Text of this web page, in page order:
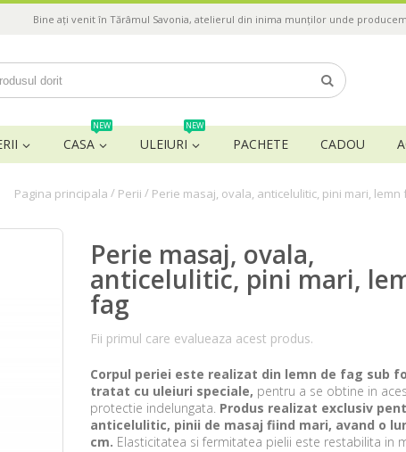
Bine ați venit în Tărâmul Savonia, atelierul din inima munților unde
CASA
NEW
ULEIURI
NEW
PACHETE CADOU
Pagina principala / Perii / Perie masaj, ovala, anticelulitic, pini mari, lemn
Perie masaj, ovala,
anticelulitic, pini mari,
fag
Fii primul care evalueaza acest produs.
Corpul periei este realizat din lemn de fag sub
tratat cu uleiuri speciale, pentru a se obtine in
protectie indelungata. Produs realizat exclusiv
anticelulitic, pinii de masaj fiind mari, avand o
cm. Elasticitatea si fermitatea pielii este restabilita in